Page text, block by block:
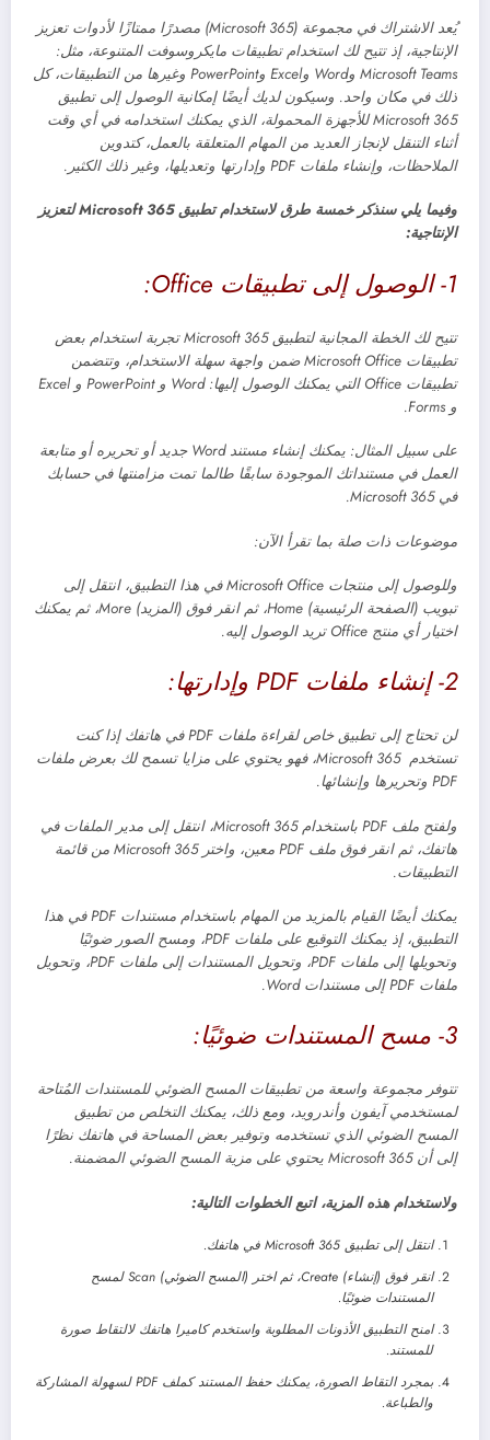
يُعد الاشتراك في مجموعة (Microsoft 365) مصدرًا ممتازًا لأدوات تعزيز
الإنتاجية، إذ تتيح لك استخدام تطبيقات مايكروسوفت المتنوعة، مثل:
Microsoft Teams وWord وExcel وPowerPoint وغيرها من التطبيقات، كل
ذلك في مكان واحد. وسيكون لديكأيضًا إمكانية الوصول إلى تطبيق
Microsoft 365 للأجهزة المحمولة، الذي ي
مكنك استخدامه في أي وقت
أثناء التنقل لإنجاز العديد من المهام المتعلقة بالعمل، كتدوين
الملاحظات، وإنشاء ملفات PDF وإدارتها وتعديلها، وغير ذلك الكثير.
وفيما يلي سنذكر خمسة طرق لاستخدام تطبيق Microsoft 365 لتعزيز
الإنتاجية:
1- الوصول إلى تطبيقات Office:
تتيح لك الخطة المجانية لتطبيق Microsoft 365 تجربة استخدام بعض
تطبيقات Microsoft Office ضمن واجهة سهلة الاستخدام، وتتضمن
تطبيقات Office التي يمكنك الوصول إليها: Word و PowerPoint و Excel
و Forms.
على سبيل المثال: يمكنك إنشاء مستند Word جديد أو تحريره أو متابعة
العمل في مستنداتك الموجودة سابقًا طالما تمت مزامنتها في حسابك
في Microsoft 365.
موضوعات ذات صلة بما تقرأ الآن:
وللوصول إلى منتجات Microsoft Office في هذا التطبيق، انتقل إلى
تبويب (الصفحة الرئيسية) Home، ثم انقر فوق (المزيد) More، ثم يمكنك
اختيار أي منتج Office تريد الوصول إليه.
2- إنشاء ملفات PDF وإدارتها:
لن تحتاج إلى تطبيق خاص لقراءة ملفات PDF في هاتفك إذا كنت
تستخدم Microsoft 365، فهو يحتوي على مزايا تسمح لك بعرض ملفات
PDF وتحريرها وإنشائها.
ولفتح ملف PDF باستخدام Microsoft 365، انتقل إلى مدير الملفات في
هاتفك، ثم انقر فوق ملف PDF معين، واختر Microsoft 365 من قائمة
التطبيقات.
يمكنك أيضًا القيام بالمزيد من المهام باستخدام مستندات PDF في هذا
التطبيق، إذ يمكنك التوقيع على ملفات PDF، ومسح الصور ضوئيًا
وتحويلها إلى ملفات PDF، وتحويل المستندات إلى ملفات PDF، وتحويل
ملفات PDF إلى مستندات Word.
3- مسح المستندات ضوئيًا:
تتوفر مجموعة واسعة من تطبيقات المسح الضوئي للمستندات المُتاحة
لمستخدمي آيفون وأندرويد، ومع ذلك، يمكنك التخلص من تطبيق
المسح الضوئي الذي تستخدمه وتوفير بعض المساحة في هاتفك نظرًا
إلى أن Microsoft 365 يحتوي على مزية المسح الضوئي المضمنة.
ولاستخدام هذه المزية، اتبع الخطوات التالية:
انتقل إلى تطبيق Microsoft 365 في هاتفك.
انقر فوق (إنشاء) Create، ثم اختر (المسح الضوئي) Scan لمسح
المستندات ضوئيًا.
امنح التطبيق الأذونات المطلوبة واستخدم كاميرا هاتفك لالتقاط صورة
للمستند.
بمجرد التقاط الصورة، يمكنك حفظ المستند كملف PDF لسهولة المشاركة
والطباعة.